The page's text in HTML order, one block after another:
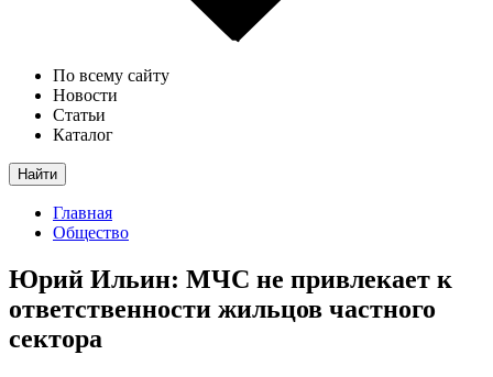
По всему сайту
Новости
Статьи
Каталог
Найти
Главная
Общество
Юрий Ильин: МЧС не привлекает к
ответственности жильцов частного
сектора